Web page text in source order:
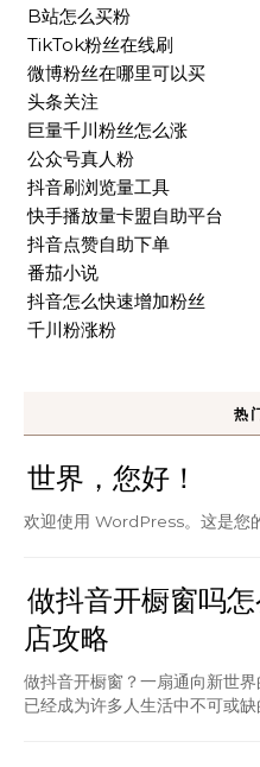
B站怎么买粉
TikTok粉丝在线刷
微博粉丝在哪里可以买
头条关注
巨量千川粉丝怎么涨
公众号真人粉
抖音刷浏览量工具
快手播放量卡盟自助平台
抖音点赞自助下单
番茄小说
抖音怎么快速增加粉丝
千川粉涨粉
热
世界，您好！
欢迎使用 WordPress。这是您
做抖音开橱窗吗
店攻略
做抖音开橱窗？一扇通向新世
已经成为许多人生活中不可或缺